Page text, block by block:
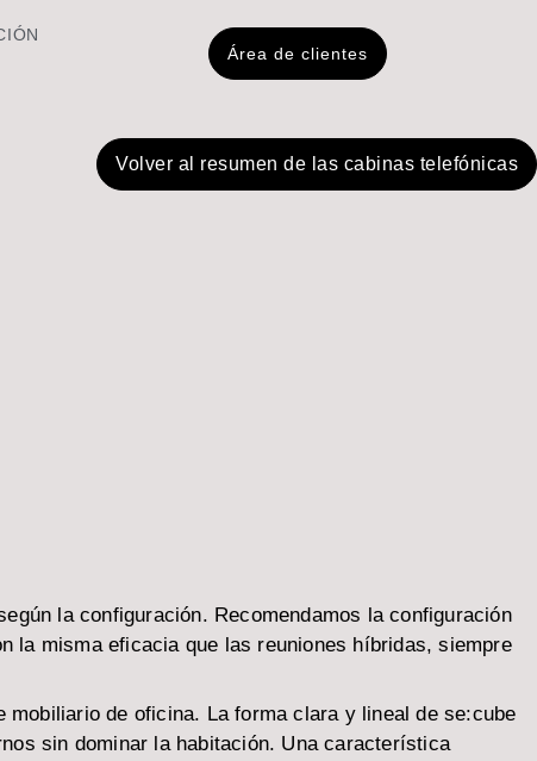
Área de clientes
Volver al resumen de las cabinas telefónicas
la configuración. Recomendamos la configuración
la misma eficacia que las reuniones híbridas, siempre
de oficina. La forma clara y lineal de se:cube
sin dominar la habitación. Una característica